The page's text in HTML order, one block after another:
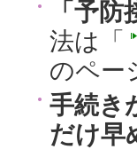
「予
法は「
のペー
手続き
だけ早